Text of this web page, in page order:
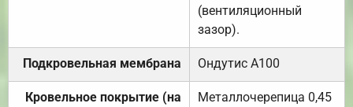
(вентиляционный
зазор).
Подкровельная мембрана Ондутис А100
Кровельное покрытие (на
Металлочерепица 0,45